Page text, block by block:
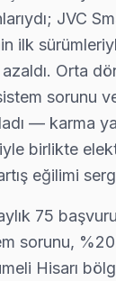
Bazlı JVC TV
televizyon
Baltalimanı,
Huzur,
İçerik ve
yer alan
JVC
ilk
Orta
sorunu
— karma
birlikte
eğilimi
75
sorunu,
Hisarı